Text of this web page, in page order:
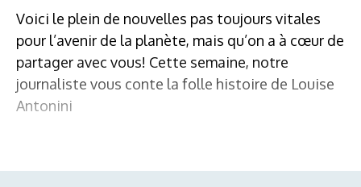
Voici le plein de nouvelles pas toujours vitales
pour l’avenir de la planète, mais qu’on a à cœur de
partager avec vous! Cette semaine, notre
journaliste vous conte la folle histoire de Louise
Antonini